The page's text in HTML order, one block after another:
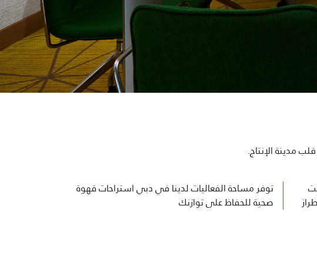
مدينة الإنتاج.
توفر مساحة الفعاليات لدينا في دبي استراحات قهوة
صحية للحفاظ على توازنك